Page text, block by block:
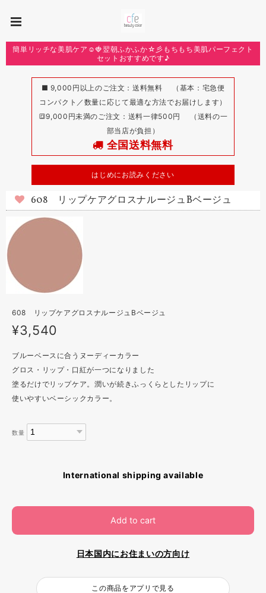
簡単リッチな美肌ケア☺️🍓翌朝ふかふか☆彡もちもち美肌パーフェクト
セットおすすめです♪
■ 9,000円以上のご注文：送料無料 （基本：宅急便
コンパクト／数量に応じて最適な方法でお届けします）
🔳9,000円未満のご注文：送料一律500円 （送料の一
部当店が負担）
全国送料無料
はじめにお読みください
608 リップケアグロスナルージュBベージュ
608 リップケアグロスナルージュBベージュ
¥3,540
ブルーベースに合うヌーディーカラー
グロス・リップ・口紅が一つになりました
塗るだけでリップケア。潤いが続きふっくらとしたリップに
使いやすいベーシックカラー。
数量
International shipping available
Add to cart
日本国内にお住まいの方向け
この商品をアプリで見る